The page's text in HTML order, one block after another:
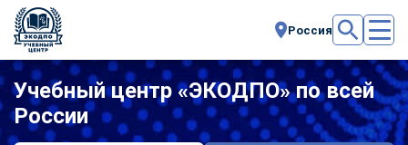
Россия
Учебный центр «ЭКОДПО» по всей
России